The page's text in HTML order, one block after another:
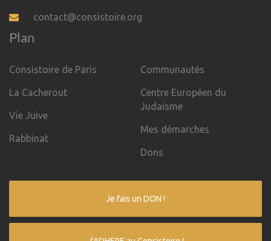
contact@consistoire.org
Plan
Consistoire de Paris
La Cacherout
Vie Juive
Rabbinat
Communautés
Centre Européen du
Judaïsme
Mes démarches
Dons
Je fais un DON !